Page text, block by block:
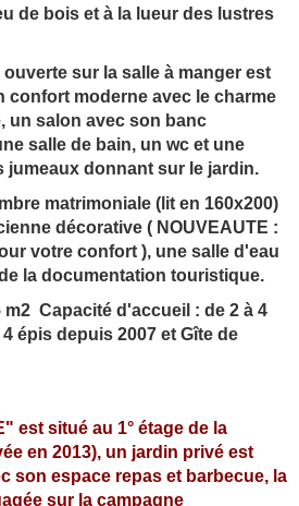
de bois et à la lueur des lustres
ouverte sur la salle à manger est
confort moderne avec le charme
un salon avec son banc
salle de bain, un wc et une
jumeaux donnant sur le jardin.
matrimoniale (lit en 160x200)
décorative ( NOUVEAUTE :
votre confort ), une salle d'eau
la documentation touristique.
Capacité d'accueil : de 2 à 4
épis depuis 2007 et Gîte de
est situé au 1° étage de la
en 2013), un jardin privé est
son espace repas et barbecue, la
sur la campagne